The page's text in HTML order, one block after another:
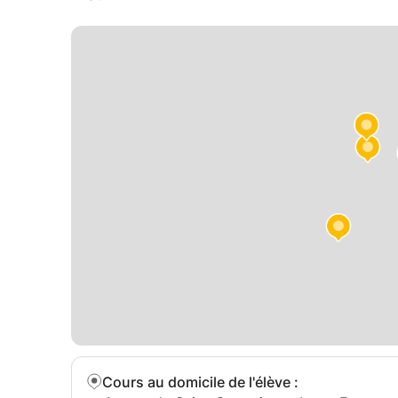
Cours au domicile de l'élève :